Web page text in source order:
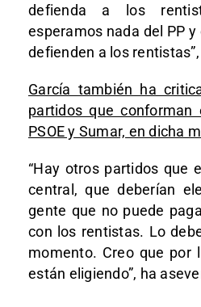
defienda a los
esperamos nada del PP
defienden a los
García también ha
partidos que conforman
PSOE y Sumar, en dicha
“Hay otros partidos que
central, que deberían
gente que no puede
con los rentistas. Lo
momento. Creo que por
están eligiendo”, ha